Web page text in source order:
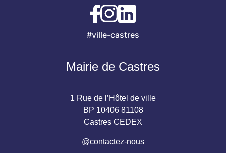
#ville-castres
Mairie de Castres
1 Rue de l’Hôtel de ville
BP 10406 81108
Castres CEDEX
@contactez-nous